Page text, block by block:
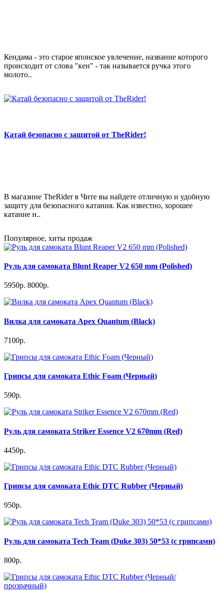
Кендама - это старое японское увлечение, название которого
происходит от слова "кен" - так называется ручка этого
молото..
Катай безопасно с защитой от TheRider!
В магазине TheRider в Чите вы найдете отличную и удобную
защиту для безопасного катания. Как известно, хорошее
катание н..
Популярное, хиты продаж
Руль для самоката Blunt Reaper V2 650 mm (Polished)
5950р. 8000р.
Вилка для самоката Apex Quantum (Black)
7100р.
Грипсы для самоката Ethic Foam (Черный)
590р.
Руль для самоката Striker Essence V2 670mm (Red)
4450р.
Грипсы для самоката Ethic DTC Rubber (Черный)
950р.
Руль для самоката Tech Team (Duke 303) 50*53 (c грипсами)
800р.